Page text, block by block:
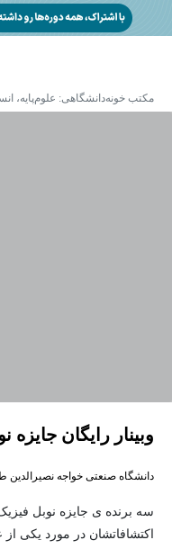
مکتب خونهدانشگاهی: علوم‌پایه،
وبینار رایگان جایزه
دانشگاه صنعتی خواجه
اکتشافاتشان در مورد یکی